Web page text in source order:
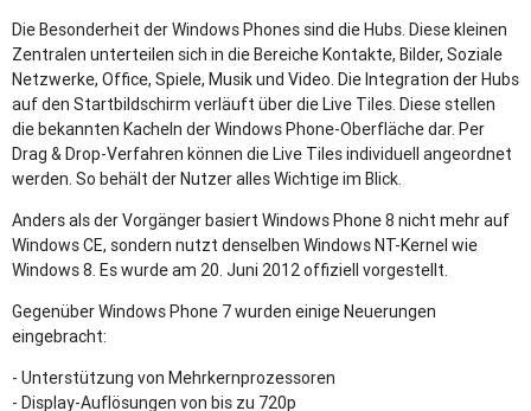
Die Besonderheit der Windows Phones sind die Hubs. Diese kleinen
Zentralen unterteilen sich in die Bereiche Kontakte, Bilder, Soziale
Netzwerke, Office, Spiele, Musik und Video. Die Integration der Hubs
auf den Startbildschirm verläuft über die Live Tiles. Diese stellen
die bekannten Kacheln der Windows Phone-Oberfläche dar. Per
Drag & Drop-Verfahren können die Live Tiles individuell angeordnet
werden. So behält der Nutzer alles Wichtige im Blick.
Anders als der Vorgänger basiert Windows Phone 8 nicht mehr auf
Windows CE, sondern nutzt denselben Windows NT-Kernel wie
Windows 8. Es wurde am 20. Juni 2012 offiziell vorgestellt.
Gegenüber Windows Phone 7 wurden einige Neuerungen
eingebracht:
- Unterstützung von Mehrkernprozessoren
- Display-Auflösungen von bis zu 720p